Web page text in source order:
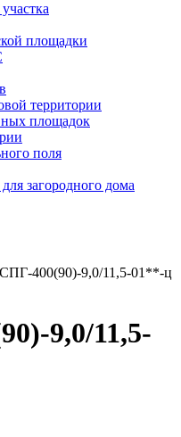
площадки
территории
площадок
поля
загородного дома
400(90)-9,0/11,5-01**-ц
9,0/11,5-